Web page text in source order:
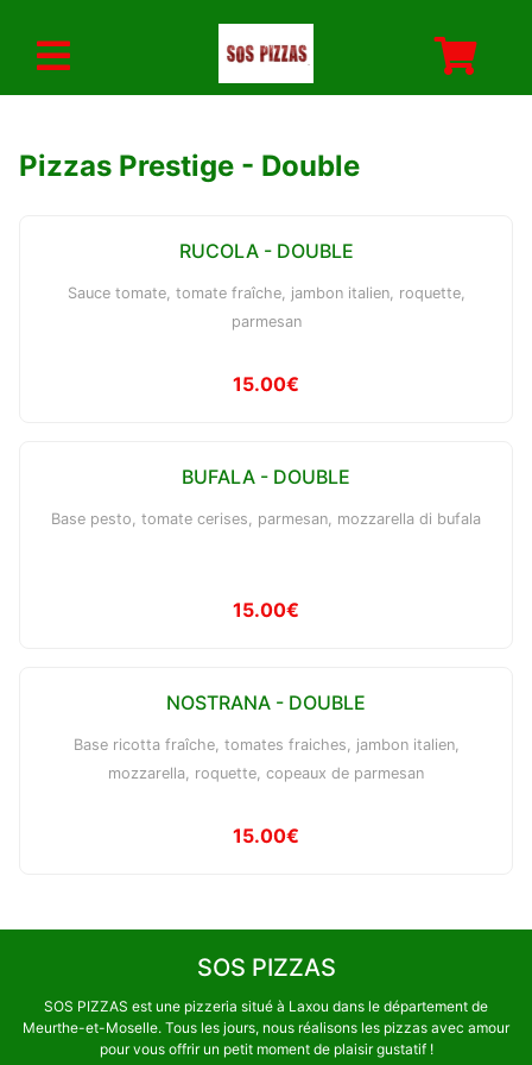
Pizzas Prestige - Double
RUCOLA - DOUBLE
Sauce tomate, tomate fraîche, jambon italien, roquette,
parmesan
15.00€
BUFALA - DOUBLE
Base pesto, tomate cerises, parmesan, mozzarella di bufala
15.00€
NOSTRANA - DOUBLE
Base ricotta fraîche, tomates fraiches, jambon italien,
mozzarella, roquette, copeaux de parmesan
15.00€
SOS PIZZAS
SOS PIZZAS est une pizzeria situé à Laxou dans le département de
Meurthe-et-Moselle. Tous les jours, nous réalisons les pizzas avec amour
pour vous offrir un petit moment de plaisir gustatif !